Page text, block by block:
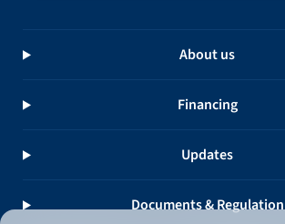
About us
Financing
Updates
Documents & Regulation